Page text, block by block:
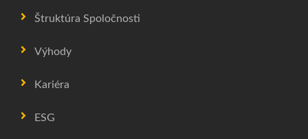
Štruktúra Spoločnosti
Výhody
Kariéra
ESG